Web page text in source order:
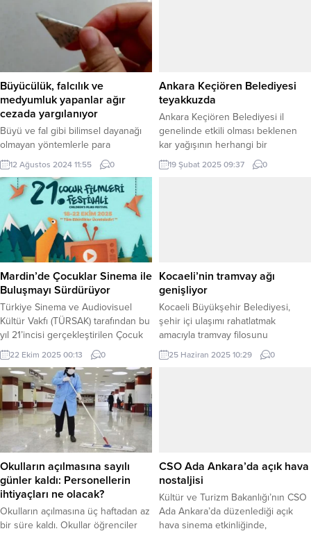
Büyücülük, falcılık ve
medyumluk yapanlar ağır
cezada yargılanıyor
Büyü ve fal gibi bilimsel dayanağı
olmayan yöntemlerle para
kazananlar, ağır cezada
yargılanıyor. BURSA (İGFA) – Sosyal
medyanın güçlenmesi ile birlikte
büyücülük, falcılık ve medyumluk
gibi sektörler ciddi oranda arttı.
Sosyal medya gelecekten haber
verme, büyü yapma, büyü bozma
gibi işlemleri yaptıklarını iddia eden
pek çok şahıs türedi. Hatta
kimisinin...
12 Ağustos 2024 11:55 0
Ankara Keçiören Belediyesi
teyakkuzda
Ankara Keçiören Belediyesi il
genelinde etkili olması beklenen
kar yağışının herhangi bir
olumsuzluğa yol açmaması için
teyakkuza geçti. ANKARA (İGFA) –
mücadele...
19 Şubat 2025 09:37 0
Mardin’de Çocuklar Sinema ile
Buluşmayı Sürdürüyor
Türkiye Sinema ve Audiovisuel
Kültür Vakfı (TÜRSAK) tarafından bu
yıl 21’incisi gerçekleştirilen Çocuk
Filmleri Festivali, T.C. Kültür ve
Turizm Bakanlığı Sinema Genel
Müdürlüğü destekleriyle Mardin’de
tüm hızıyla devam ediyor. Türkiye
Kültür Yolu Festivali kapsamında
düzenlenen 21. TÜRSAK Çocuk
Filmleri Festivali’nin dördüncü
gününde çocuklar, yaratıcı
atölyeler ve eğlenceli filmler ile
keyifli vakit geçirdi.
Çocukları erken...
22 Ekim 2025 00:13 0
Kocaeli’nin tramvay ağı
genişliyor
Kocaeli Büyükşehir Belediyesi,
şehir içi ulaşımı rahatlatmak
amacıyla tramvay filosunu
genişletiyor. Satın alınan 10
tramvaydan 6’ncısı da raylara
çeken Büyükşehir, satın aldığı 10...
25 Haziran 2025 10:29 0
Okulların açılmasına sayılı
günler kaldı: Personellerin
ihtiyaçları ne olacak?
Okulların açılmasına üç haftadan az
bir süre kaldı. Okullar öğrenciler
CSO Ada Ankara’da açık hava
nostaljisi
Kültür ve Turizm Bakanlığı’nın CSO
Ada Ankara’da düzenlediği açık
hava sinema etkinliğinde,